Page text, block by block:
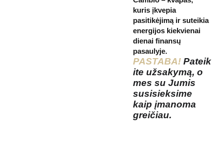
kuris įkvepia
pasitikėjimą ir suteikia
energijos kiekvienai
dienai finansų
pasaulyje.
PASTABA! Pateik
ite užsakymą, o
mes su Jumis
susisieksime
kaip įmanoma
greičiau.